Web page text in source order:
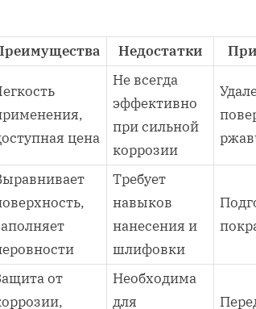
Недостатки
цена
Не всегда
эффективно
при сильной
коррозии
Требует
навыков
нанесения и
шлифовки
от
Необходима
для